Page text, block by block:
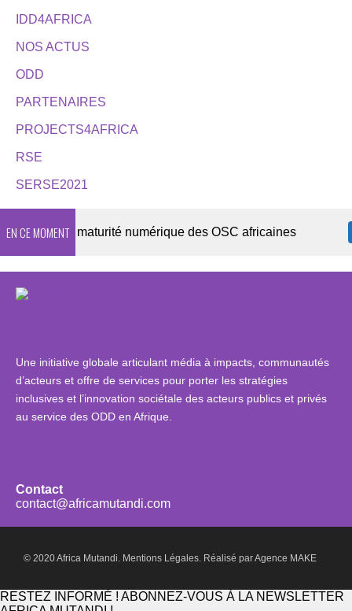
IDD4AFRICA
NOS ACTUS
ODD
PARTENAIRES
PROJECTS4AFRICA
RSE
SERSE2021
EN CE MOMENT
sur la maturité numérique des OSC africaines
Une initiative globale articulant média à impacts, communautés
d’acteurs et offre de services pour porter les stratégies
inclusives et l’innovation sociétale des acteurs publics et privés
au service des ODD en Afrique.
Contact
contact@africamutandi.com
© 2020 Africa Mutandi. Mentions Légales. Réalisé parAgence MAKE
RESTEZ INFORMÉ ! ABONNEZ-VOUS À LA NEWSLETTER